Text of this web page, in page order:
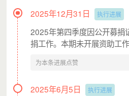
（3）家庭贫困；家庭人均
保障线以下的优先发放；
（4）个人品行良好、有较
录（须由学校或单位提供证明）；
（5）个人承诺所得资金必
或生活困难，不作其它用途。
2025年12月31日 执行进展
2025年第四季度因公开募捐
捐工作。本期未开展资助工作
为本条进展点赞
2025年6月5日 执行进展